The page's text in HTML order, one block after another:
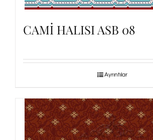
CAMİ HALISI ASB 08
Ayrıntılar